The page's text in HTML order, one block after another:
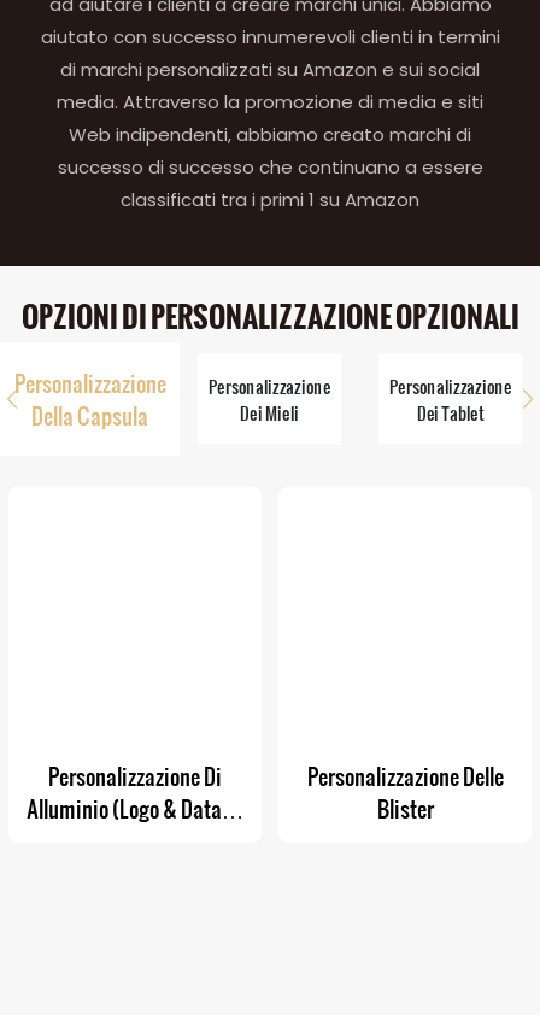
aiutato con successo innumerevoli clienti in termini
di marchi personalizzati su Amazon e sui social
media. Attraverso la promozione di media e siti
Web indipendenti, abbiamo creato marchi di
successo di successo che continuano a essere
classificati tra i primi 1 su Amazon
OPZIONI DI PERSONALIZZAZIONE OPZIONALI
Personalizzazione
Della Capsula
Personalizzazione
Dei Mieli
Personalizzazione
Dei Tablet
Personalizzazione Di
Alluminio (logo & Data Di
Personalizzazione Delle
Blister